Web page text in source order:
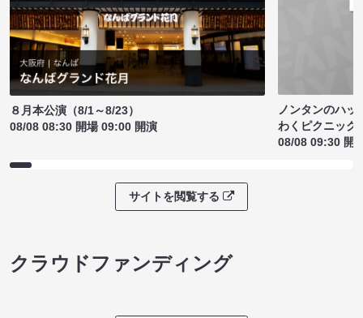
８月本公演（8/1～8/23）
08/08 08:30 開場 09:00 開演
ノンタンのハッ
わくピクニック
08/08 09:30 開
サイトを閲覧する
クラウドファンディング